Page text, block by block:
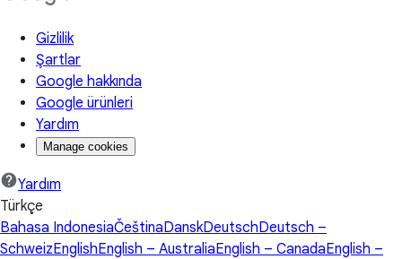
Gizlilik
Şartlar
Google hakkında
Google ürünleri
Yardım
Manage cookies
Yardım
Türkçe
Bahasa IndonesiaČeštinaDanskDeutschDeutsch –
SchweizEnglishEnglish – AustraliaEnglish – CanadaEnglish –